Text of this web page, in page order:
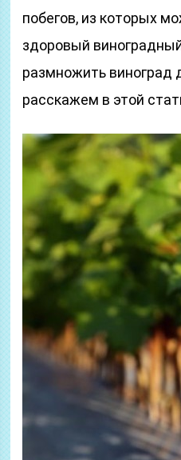
побегов, из которых
здоровый
размножить виноград
расскажем в этой